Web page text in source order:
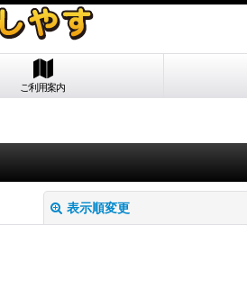
ご利用案内
表示順変更